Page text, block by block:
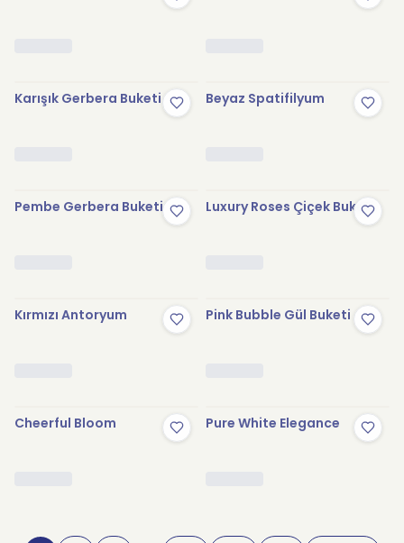
Karışık Gerbera Buketi Beyaz Spatifilyum
Pembe Gerbera Buketi Luxury Roses Çiçek Buketi
Kırmızı Antoryum Pink Bubble Gül Buketi
Cheerful Bloom Pure White Elegance